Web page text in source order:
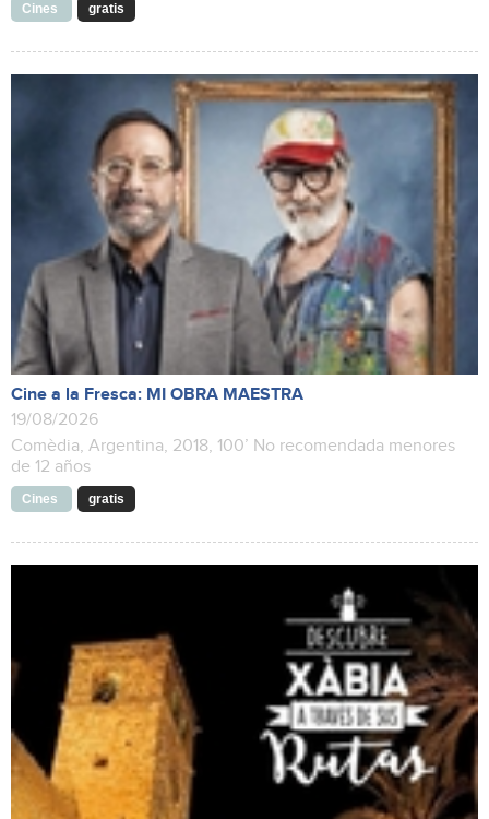
Cines gratis
Cine a la Fresca: MI OBRA MAESTRA
19/08/2026
Comèdia, Argentina, 2018, 100’ No recomendada menores
de 12 años
Cines gratis